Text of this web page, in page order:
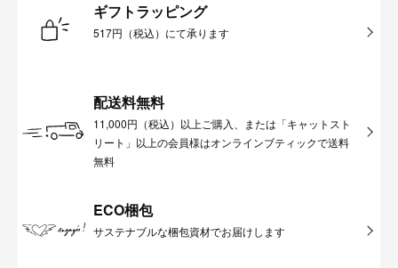
ギフトラッピング
517円（税込）にて承ります
配送料無料
11,000円（税込）以上ご購入、または「キャットスト
リート」以上の会員様はオンラインブティックで送料
無料
ECO梱包
サステナブルな梱包資材でお届けします